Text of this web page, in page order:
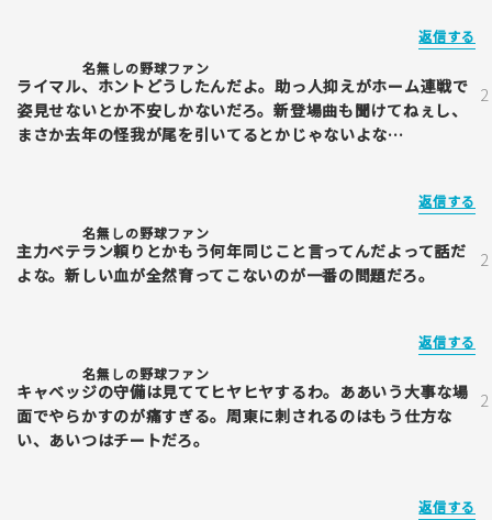
返信する
名無しの野球ファン
ライマル、ホントどうしたんだよ。助っ人抑えがホーム連戦で
姿見せないとか不安しかないだろ。新登場曲も聞けてねぇし、
まさか去年の怪我が尾を引いてるとかじゃないよな…
返信する
名無しの野球ファン
主力ベテラン頼りとかもう何年同じこと言ってんだよって話だ
よな。新しい血が全然育ってこないのが一番の問題だろ。
返信する
名無しの野球ファン
キャベッジの守備は見ててヒヤヒヤするわ。ああいう大事な場
面でやらかすのが痛すぎる。周東に刺されるのはもう仕方な
い、あいつはチートだろ。
返信する